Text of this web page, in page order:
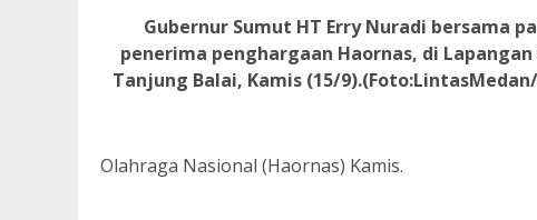
Gubernur Sumut HT Erry Nuradi bersama
penerima penghargaan Haornas, di Lapangan
Tanjung Balai, Kamis (15/
Olahraga Nasional (Haornas) Kamis.